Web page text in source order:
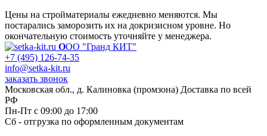
Цены на стройматериалы ежедневно меняются. Мы
постарались заморозить их на докризисном уровне. Но
окончательную стоимость уточняйте у менеджера.
ООО "Гранд КИТ"
+7 (495) 126-74-35
info@setka-kit.ru
заказать звонок
Московская обл., д. Калиновка (промзона) Доставка по всей
РФ
Пн-Пт с 09:00 до 17:00
Сб - отгрузка по оформленным документам